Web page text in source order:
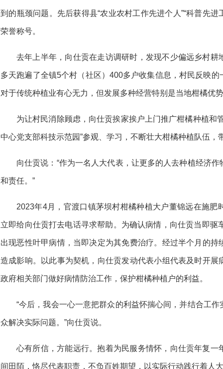
到的瓶颈问题。先后获得县“农业农村工作先进个人”“科普先进
荣誉称号。
去年上半年，向仕贡在走访调研时，发现不少偏远乡村
多天跑遍了全镇5个村（社区）400多户收集信息，村民反映
对于传统种植业有心无力，但发展多种经营特别是当地柑橘优
为让村民消除顾虑，向仕贡挨家挨户上门推广柑橘种植和
中心党支部科技示范园”参观、学习，不断壮大柑橘种植队伍
向仕贡说：“作为一名人大代表，让更多的人去种植经济
和责任。”
2023年4月，官渡口镇茅坝村柑橘种植大户董锦远在施肥
立即给向仕贡打去电话寻求帮助。为确认病情，向仕贡当即
出现恶性叶甲病情，当即决定为其免费治疗。经过半个月的
造成影响。以此事为契机，向仕贡发动代表小组代表及时开
政府相关部门做好病情防治工作，保护柑橘种植户的利益。
“今后，我会一心一意把群众的利益怀揣心间，并结合工
众解决实际问题。”向仕贡说。
心有所信，方能远行。抱着为民服务情怀，向仕贡年复
间田陌，恪尽代表职责，不负百姓期望，以实际行动践行着人